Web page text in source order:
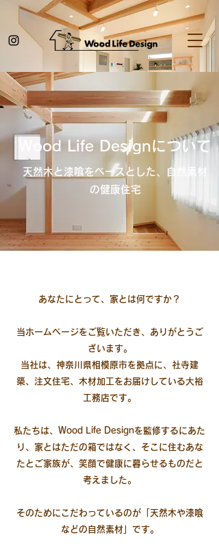
Wood Life Designについて
天然木と漆喰をベースとした、自然素材
の健康住宅
あなたにとって、家とは何ですか？
当ホームページをご覧いただき、ありがとうご
ざいます。
当社は、神奈川県相模原市を拠点に、社寺建
築、注文住宅、木材加工をお届けしている大裕
工務店です。
私たちは、Wood Life Designを監修するにあた
り、家とはただの箱ではなく、そこに住むあな
たとご家族が、笑顔で健康に暮らせるものだと
考えました。
そのためにこだわっているのが「天然木や漆喰
などの自然素材」です。